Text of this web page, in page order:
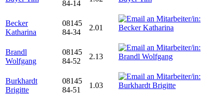
84-14
Becker
Katharina
08145
84-34
2.01
Brandl
Wolfgang
08145
84-52
2.13
Burkhardt
Brigitte
08145
84-51
1.03